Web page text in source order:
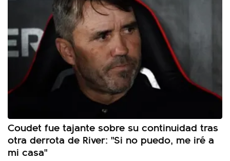
Coudet fue tajante sobre su continuidad tras
otra derrota de River: "Si no puedo, me iré a
mi casa"